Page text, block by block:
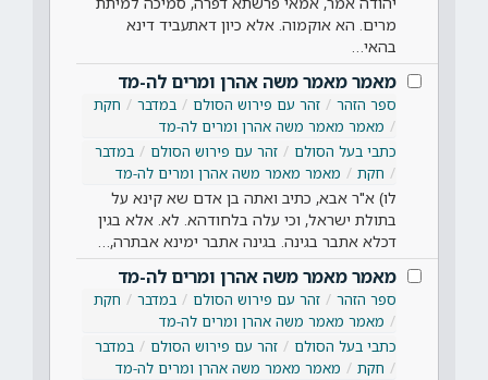
מרים. הא אוקמוה. אלא כיון דאתעביד דינא
בהאי…
מאמר מאמר משה אהרן ומרים לה-מד
ספר הזהר זהר עם פירוש הסולם במדבר
חקת
מאמר מאמר משה אהרן ומרים לה-מד
כתבי בעל הסולם
זהר עם פירוש הסולם
במדבר
חקת
מאמר מאמר משה אהרן ומרים לה-מד
לו) א"ר אבא, כתיב ואתה בן אדם שא קינא על
בתולת ישראל, וכי עלה בלחודהא. לא. אלא בגין
דכלא אתבר בגינה. בגינה אתבר ימינא אבתרה,…
מאמר מאמר משה אהרן ומרים לה-מד
ספר הזהר זהר עם פירוש הסולם במדבר
חקת
מאמר מאמר משה אהרן ומרים לה-מד
כתבי בעל הסולם
זהר עם פירוש הסולם
במדבר
חקת
מאמר מאמר משה אהרן ומרים לה-מד